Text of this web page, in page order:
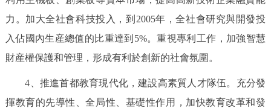
力。加大全社會科技投入，到2005年，全社會研究與開發投
入佔國內生産總值的比重達到5%。重視專利工作，加強智慧
財産權保護和管理，形成有利於創新的社會氛圍。
4、推進首都教育現代化，建設高素質人才隊伍。充分發
揮教育的先導性、全局性、基礎性作用，加快教育改革和發